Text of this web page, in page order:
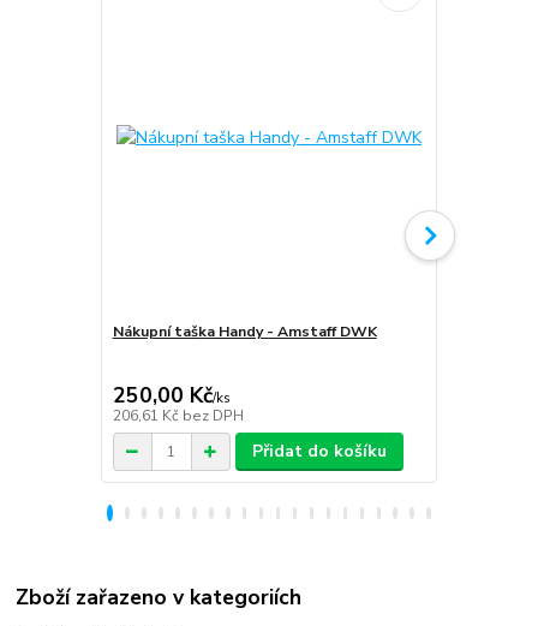
Nákupní taška Handy - Amstaff DWK
250,00 Kč/ks
206,61 Kč bez DPH
Přidat do košíku
Zboží zařazeno v kategoriích